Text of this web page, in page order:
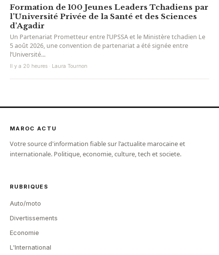
Formation de 100 Jeunes Leaders Tchadiens par
l’Université Privée de la Santé et des Sciences
d’Agadir
Un Partenariat Prometteur entre l’UPSSA et le Ministère tchadien Le
5 août 2026, une convention de partenariat a été signée entre
l’Université...
Il y a 20 heures · Laura Tournon
MAROC ACTU
Votre source d'information fiable sur l'actualite marocaine et
internationale. Politique, economie, culture, tech et societe.
RUBRIQUES
Auto/moto
Divertissements
Economie
L'International